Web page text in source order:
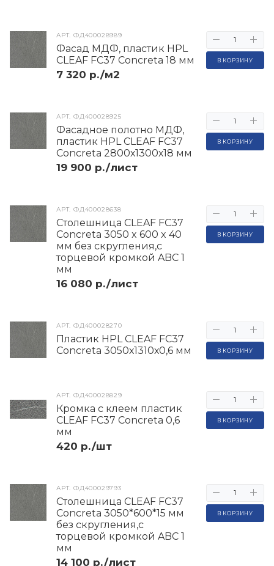
АРТ.ФД400029793
Столешница CLEAF FC37
Concreta 3050*600*15 мм
без скругления,с
торцевой кромкой ABC 1
мм
14 100 р./лист
В КОРЗИНУ
АРТ.ФД400028829
Кромка с клеем пластик
CLEAF FC37 Concreta 0,6
мм
420 р./шт
В КОРЗИНУ
АРТ.ФД400028270
Пластик HPL CLEAF FC37
Concreta 3050х1310х0,6 мм
В КОРЗИНУ
АРТ.ФД400028638
Столешница CLEAF FC37
Concreta 3050 x 600 x 40
мм без скругления,с
торцевой кромкой ABC 1
мм
16 080 р./лист
В КОРЗИНУ
АРТ.ФД400028925
Фасадное полотно МДФ,
пластик HPL CLEAF FC37
Concreta 2800х1300х18 мм
19 900 р./лист
В КОРЗИНУ
АРТ.ФД400028989
Фасад МДФ, пластик HPL
CLEAF FC37 Concreta 18 мм
7 320 р./м2
В КОРЗИНУ